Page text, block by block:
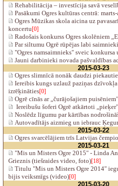
Rehabilitācija – investīcija savā
Pasākumi Ogres kultūras centrā:
Ogres Mūzikas skola aicina uz
koncertu[0]
Radošais konkurss Ogres skolēniem
Par siltumu Ogrē rūpējas labi saimnieki
"Ogres namsaimnieks" sveic konkursa
Jauni darbinieki novada pašvaldības
2015-03-23
Ogres slimnīcā nonāk daudzi piekautie
Iereibis kungs uzlauž paziņas
izrēķināties[0]
Ogrē cīnās ar „čurājošajiem
Iereibušu šoferi Ogrē atkārtoti
Noslēdz līgumu par kārtības
Autovadītājs aizmieg un iebrauc
2015-03-22
Ogres svarcēlājiem trīs Latvijas
2015-03-21
"Mis un Misters Ogre 2015" - Linda
Grieznis (tiešraides video, foto)[18]
Titulu "Mis un Misters Ogre 2014"
bijis veiksmīgs (video)[0]
2015-03-20